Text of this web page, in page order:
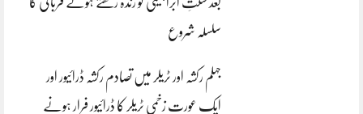
بعد سنتِ ابراہیمی کو زندہ رکھتے ہوئے قربانی کا
سلسلہ شروع
جہلم رکشہ اور ٹریلر میں تصادم رکشہ ڈرائیور اور
ایک عورت زخمی ٹریلر کا ڈرائیور فرار ہونے